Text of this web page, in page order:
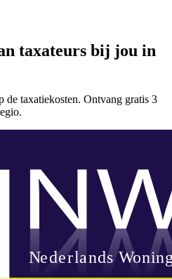
taxateurs bij jou in
de taxatiekosten. Ontvang gratis 3